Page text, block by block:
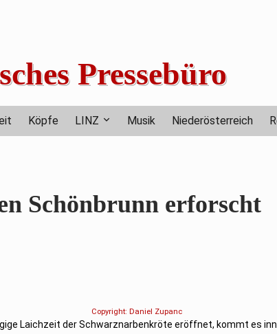
Pressebüro
Köpfe LINZ Musik Niederösterreich
Schönbrunn erforscht
Copyright: Daniel Zupanc
Laichzeit der Schwarznarbenkröte eröffnet, kommt es